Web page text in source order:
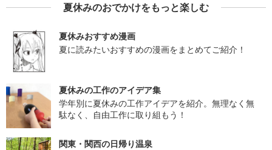
夏休みのおでかけをもっと楽しむ
夏休みおすすめ漫画
夏に読みたいおすすめの漫画をまとめてご紹介！
夏休みの工作のアイデア集
学年別に夏休みの工作アイデアを紹介。無理なく無
駄なく、自由工作に取り組もう！
関東・関西の日帰り温泉